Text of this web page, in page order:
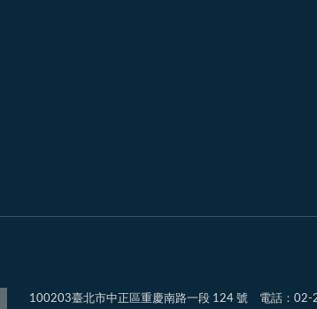
100203臺北市中正區重慶南路一段 124 號 電話：02-